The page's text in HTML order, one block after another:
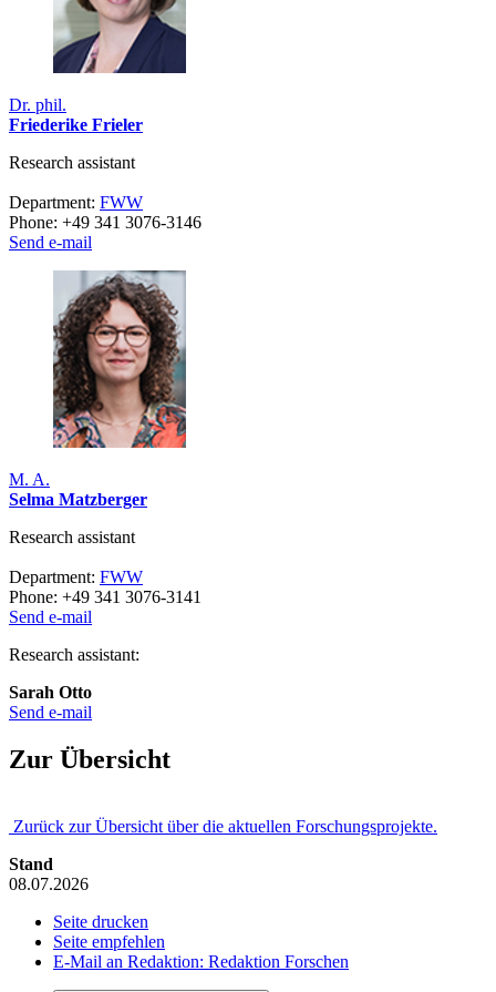
Dr. phil.
Friederike Frieler
Research assistant
Department: FWW
Phone: +49 341 3076-3146
Send e-mail
M. A.
Selma Matzberger
Research assistant
Department: FWW
Phone: +49 341 3076-3141
Send e-mail
Research assistant:
Sarah Otto
Send e-mail
Zur Übersicht
Zurück zur Übersicht über die aktuellen Forschungsprojekte.
Stand
08.07.2026
Seite drucken
Seite empfehlen
E-Mail an Redaktion: Redaktion Forschen